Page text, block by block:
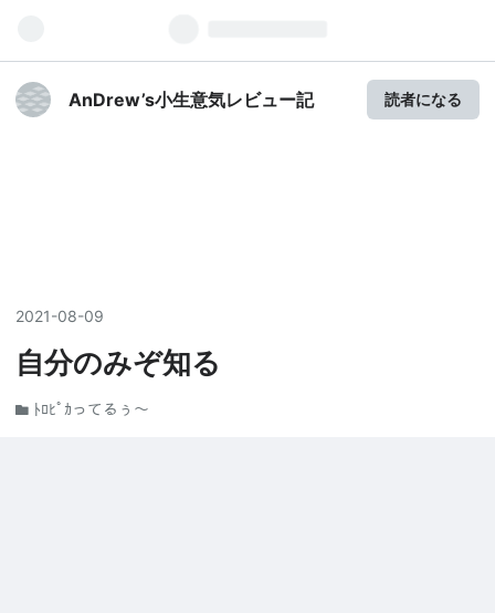
AnDrew’s小生意気レビュー記 読者になる
2021-08-09
自分のみぞ知る
ﾄﾛﾋﾟｶってるぅ〜